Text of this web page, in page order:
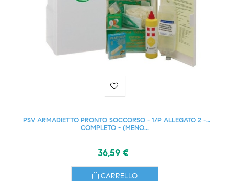
PSV ARMADIETTO PRONTO SOCCORSO - 1/P ALLEGATO 2 -
COMPLETO - (MENO...
36,59 €
CARRELLO